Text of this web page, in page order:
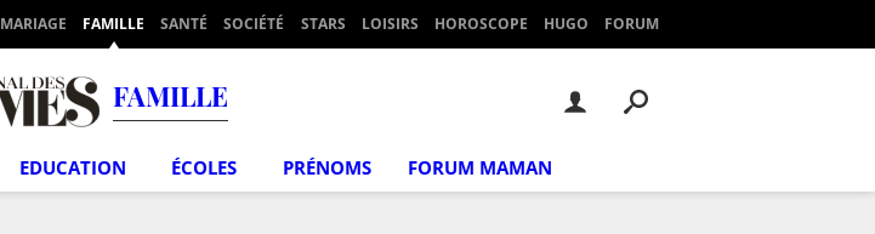
MARIAGE FAMILLE SANTÉ SOCIÉTÉ STARS LOISIRS HOROSCOPE HUGO FORUM
FAMILLE
EDUCATION ÉCOLES PRÉNOMS FORUM MAMAN